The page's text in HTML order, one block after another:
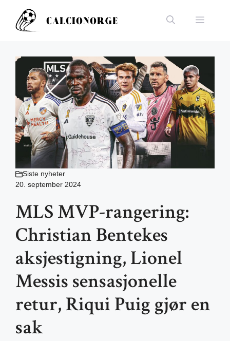
innhold
Meny
Siste nyheter
20. september 2024
MLS MVP-rangering:
Christian Bentekes
aksjestigning, Lionel
Messis sensasjonelle
retur, Riqui Puig gjør en
sak